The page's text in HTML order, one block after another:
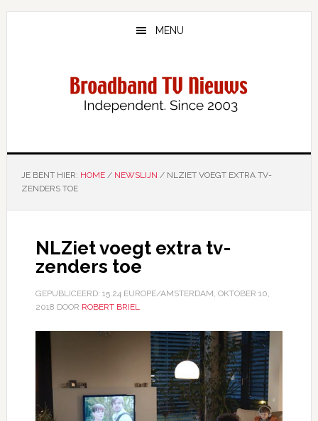
Door
Spring
MENU
JE BENT HIER: HOME / NEWSLIJN /NLZIET VOEGT EXTRA TV-
ZENDERS TOE
NLZiet voegt extra tv-
zenders toe
GEPUBLICEERD: 15.24 EUROPE/AMSTERDAM, OKTOBER 10,
2018 DOOR ROBERT BRIEL